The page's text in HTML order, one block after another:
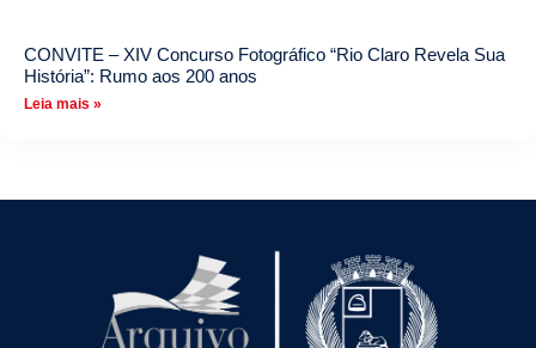
CONVITE – XIV Concurso Fotográfico “Rio Claro Revela Sua
História”: Rumo aos 200 anos
Leia mais »